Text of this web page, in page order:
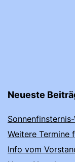
Neueste
Weitere Termine
Info vom